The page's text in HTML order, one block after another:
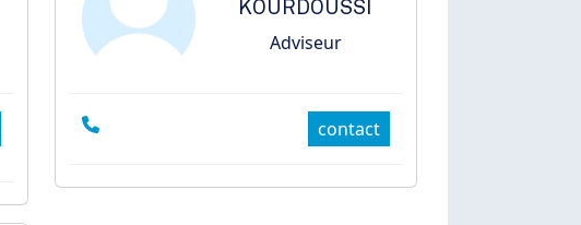
KOURDOUSSI
Adviseur
contact